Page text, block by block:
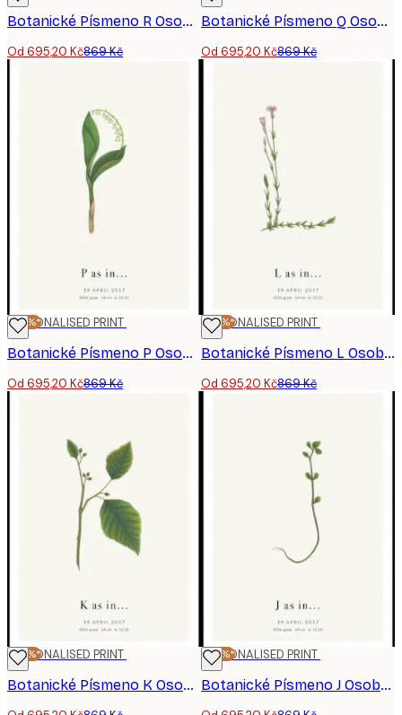
Botanické Písmeno R Osobní Plakát
Od 695,20 Kč869 Kč
Botanické Písmeno Q Osobní Plakát
Od 695,20 Kč869 Kč
-20%*
PERSONALISED PRINT
Botanické Písmeno P Osobní Plakát
Od 695,20 Kč869 Kč
-20%*
PERSONALISED PRINT
Botanické Písmeno L Osobní Plakát
Od 695,20 Kč869 Kč
-20%*
PERSONALISED PRINT
Botanické Písmeno K Osobní Plakát
-20%*
PERSONALISED PRINT
Botanické Písmeno J Osobní Plakát